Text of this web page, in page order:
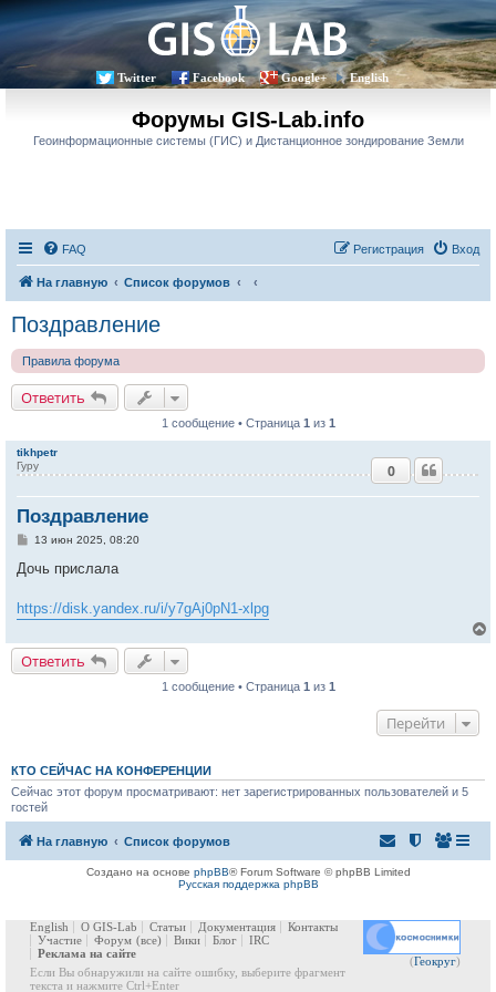
Twitter Facebook Google+ English
Форумы GIS-Lab.info
Геоинформационные системы (ГИС) и Дистанционное зондирование Земли
FAQ Вход
Регистрация
На главную Список форумов
Поздравление
Правила форума
Ответить
1 сообщение • Страница 1 из 1
tikhpetr
Гуру
Поздравление
0
С
о
е
н
е
13 июн 2025, 08:20
Дочь прислала
https://disk.yandex.ru/i/y7gAj0pN1-xlpg
е
у
Ответить
1 сообщение • Страница 1 из 1
Перейти
КТО СЕЙЧАС НА КОНФЕРЕНЦИИ
Сейчас этот форум просматривают: нет зарегистрированных пользователей и 5
гостей
На главную Список форумов
Создано на основе phpBB® Forum Software © phpBB Limited
Русская поддержка phpBB
(Геокруг)
English О GIS-Lab Статьи Документация
Контакты
Участие
Форум (все) Вики Блог
IRC
Реклама на сайте
Если Вы обнаружили на сайте ошибку, выберите фрагмент
текста и нажмите Ctrl+Enter